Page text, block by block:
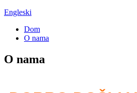
Engleski
Dom
O nama
O nama